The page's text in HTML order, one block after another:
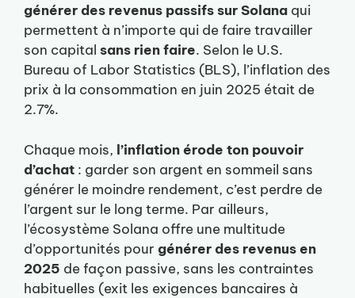
générer des revenus passifs sur Solana qui
permettent à n’importe qui de faire travailler
son capital sans rien faire. Selon le U.S.
Bureau of Labor Statistics (BLS), l’inflation des
prix à la consommation en juin 2025 était de
2.7%.
Chaque mois, l’inflation érode ton pouvoir
d’achat : garder son argent en sommeil sans
générer le moindre rendement, c’est perdre de
l’argent sur le long terme. Par ailleurs,
l’écosystème Solana offre une multitude
d’opportunités pour générer des revenus en
2025 de façon passive, sans les contraintes
habituelles (exit les exigences bancaires à